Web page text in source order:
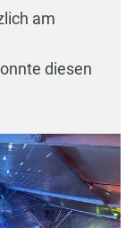
am
diesen